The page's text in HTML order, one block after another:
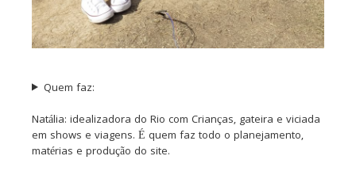
Quem faz:
Natália: idealizadora do Rio com Crianças, gateira e viciada
em shows e viagens. É quem faz todo o planejamento,
matérias e produção do site.